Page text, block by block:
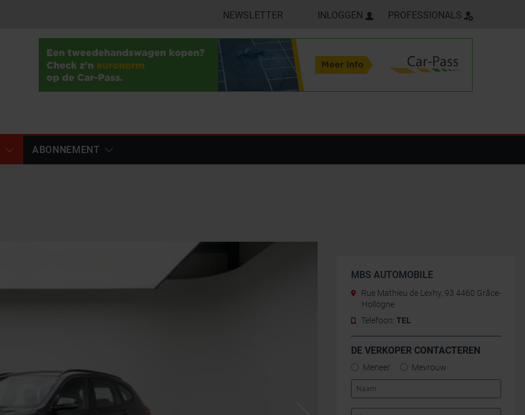
NEWSLETTER INLOGGEN PROFESSIONALS
ABONNEMENT
MBS AUTOMOBILE
Rue Mathieu de Lexhy, 93 4460 Grâce-
Hollogne
Telefoon: TEL
DE VERKOPER CONTACTEREN
Meneer Mevrouw